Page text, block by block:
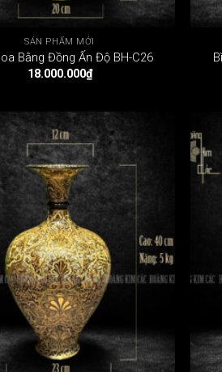
SẢN PHẨM MỚI
Bằng Đồng Ấn Độ BH-C26
18.000.000₫